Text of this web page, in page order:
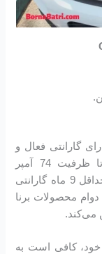
گارانتی فعال و
معتبر هستند؛ به‌طوری‌که باتری‌های سبک تا ظرفیت 74 آمپر
حداقل 13 ماه و باتری‌های سنگین و تجاری حداقل 9 ماه گارانتی
دوام محصولات برنا
می‌کند.
خود، کافی است به